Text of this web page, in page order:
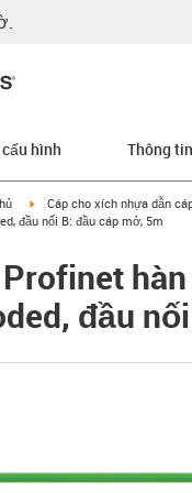
hình Thông
right
igus-icon-arrow-right
Cáp cho xích nhựa dẫn
đầu nối B: đầu cáp mở, 5m
đầu